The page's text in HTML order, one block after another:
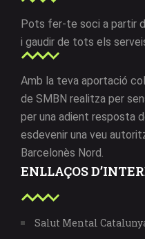
Pots fer-te soci a partir
i gaudir de tots els
Amb la teva aportació
de SMBN realitza per
per una adient resposta
esdevenir una veu
Barcelonès Nord.
ENLLAÇOS
Salut Mental